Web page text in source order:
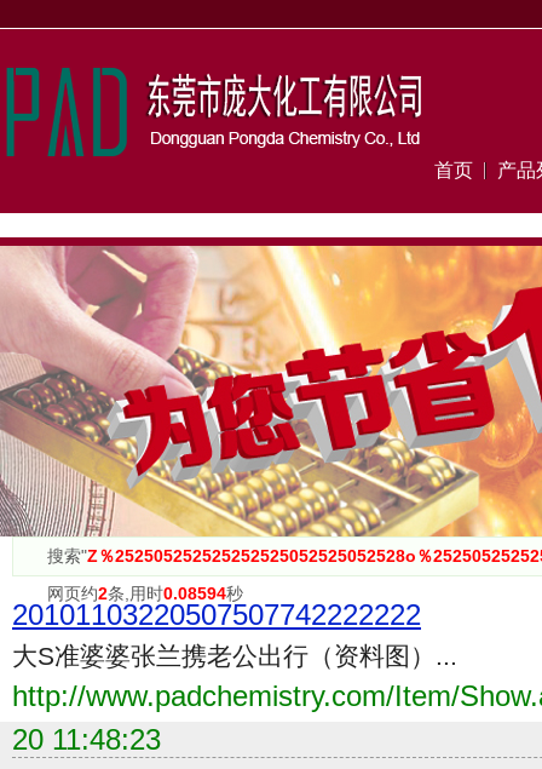
首页 产品
搜索"Z％252505252525252525052525052528o％
网页约2条,用时0.08594秒
20101103220507507742222222
大S准婆婆张兰携老公出行（资料图）...
http://www.padchemistry.com/Item/
20 11:48:23